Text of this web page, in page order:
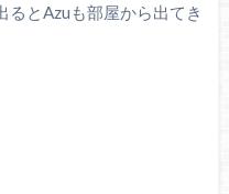
とAzuも部屋から出てき